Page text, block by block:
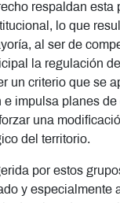
respaldan esta
lo que
al ser de
la regulación
un criterio que se
impulsa planes de
una
del territorio.
por estos
y especialmente